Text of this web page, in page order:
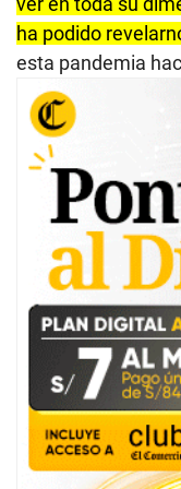
ha podido
esta pandemia